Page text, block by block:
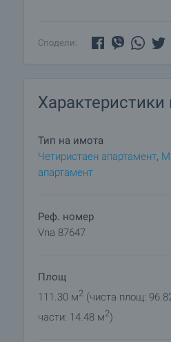
• Баня с тоалетна
оборудван, готов за лично
отдаване под наем.
• Открит басейн
• Фитнес
• Спокойна и тиха среда
Годишната такса за
Сподели:
Тип на имота
Четиристаен апартамент,
апартамент
Реф. номер
Vna 87647
Площ
111.30 м2 (чиста площ:
части: 14.48 м2)